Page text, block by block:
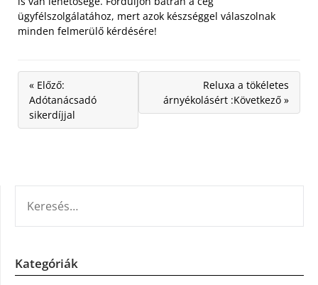
ügyfélszolgálatához, mert azok készséggel válaszolnak
minden felmerülő kérdésére!
« Előző:
Adótanácsadó
sikerdíjjal
Reluxa a tökéletes
árnyékolásért :Következő »
Kategóriák